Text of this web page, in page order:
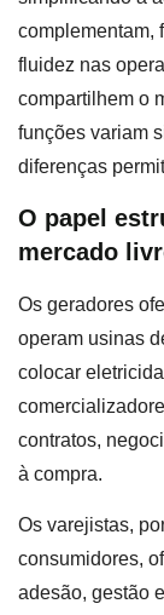
complementam,
fluidez nas
compartilhem o
funções variam
diferenças
O papel
mercado
Os geradores
operam usinas
colocar
contratos,
à compra.
Os varejistas,
consumidores,
adesão, gestão